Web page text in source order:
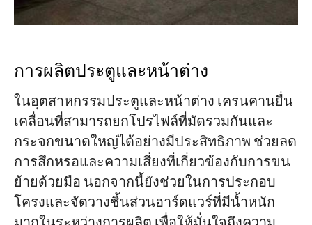
การผลิตประตูและหน้าต่าง
ในอุตสาหกรรมประตูและหน้าต่าง เครนคานยื่น
เคลื่อนที่สามารถยกโปรไฟล์ที่มัดรวมกันและ
กระจกขนาดใหญ่ได้อย่างมีประสิทธิภาพ ช่วยลด
การสึกหรอและความเสี่ยงที่เกี่ยวข้องกับการขน
ย้ายด้วยมือ นอกจากนี้ยังช่วยในการประกอบ
โครงและจัดวางชิ้นส่วนฮาร์ดแวร์ที่มีน้ำหนัก